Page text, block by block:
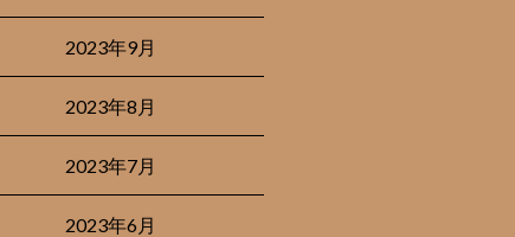
2023年9月
2023年8月
2023年7月
2023年6月